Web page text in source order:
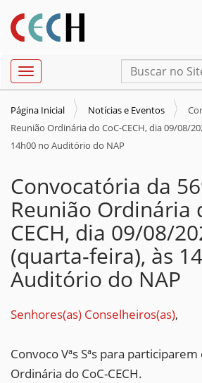
Busca
Busca
Toggle navigation
Página Inicial Notícias e Eventos
Reunião Ordinária do CoC-CECH, dia 09/08/
14h00 no Auditório do NAP
Convocatória da
Reunião Ordinária
CECH, dia 09/08/
(quarta-feira), às
Auditório do NAP
Senhores(as) Conselheiros(as),
Convoco Vªs Sªs para
Ordinária do CoC-CECH.